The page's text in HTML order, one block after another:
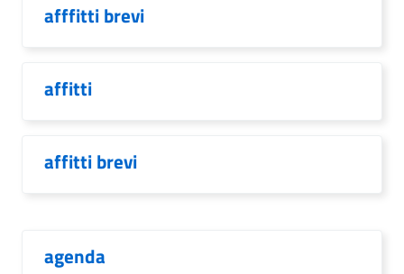
afffitti brevi
affitti
affitti brevi
agenda